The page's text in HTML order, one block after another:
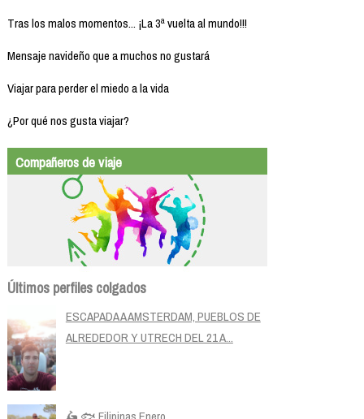
Tras los malos momentos... ¡La 3ª vuelta al mundo!!!
Mensaje navideño que a muchos no gustará
Viajar para perder el miedo a la vida
¿Por qué nos gusta viajar?
Compañeros de viaje
Últimos perfiles colgados
ESCAPADA A AMSTERDAM, PUEBLOS DE
ALREDEDOR Y UTRECH DEL 21 A...